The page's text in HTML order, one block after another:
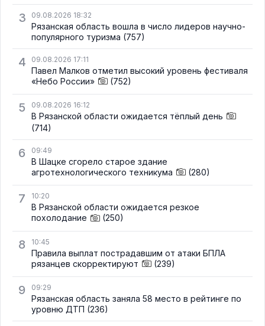
3 09.08.2026 18:32
Рязанская область вошла в число лидеров научно-
популярного туризма (757)
4 09.08.2026 17:11
Павел Малков отметил высокий уровень фестиваля
«Небо России»
(752)
5 09.08.2026 16:12
В Рязанской области ожидается тёплый день
(714)
6 09:49
В Шацке сгорело старое здание
агротехнологического техникума
(280)
7 10:20
В Рязанской области ожидается резкое
похолодание
(250)
8 10:45
Правила выплат пострадавшим от атаки БПЛА
рязанцев скорректируют
(239)
9 09:29
Рязанская область заняла 58 место в рейтинге по
уровню ДТП (236)